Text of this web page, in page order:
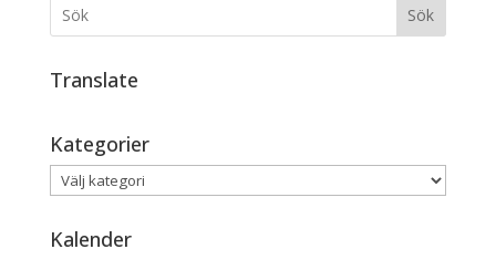
Sök
Translate
Kategorier
Kategorier
Kalender